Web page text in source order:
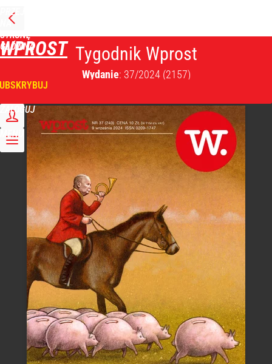
PRZEJDŹ
NA
STRONĘ
GŁÓWNĄ
WPROST
ZALOGUJ
MENU
Tygodnik Wprost
Wydanie: 37/2024 (2157)